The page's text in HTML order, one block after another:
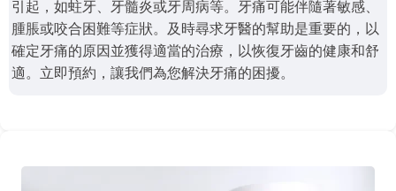
引起，如蛀牙、牙髓炎或牙周病等。牙痛可能伴隨著敏感、
腫脹或咬合困難等症狀。及時尋求牙醫的幫助是重要的，以
確定牙痛的原因並獲得適當的治療，以恢復牙齒的健康和舒
適。立即預約，讓我們為您解決牙痛的困擾。